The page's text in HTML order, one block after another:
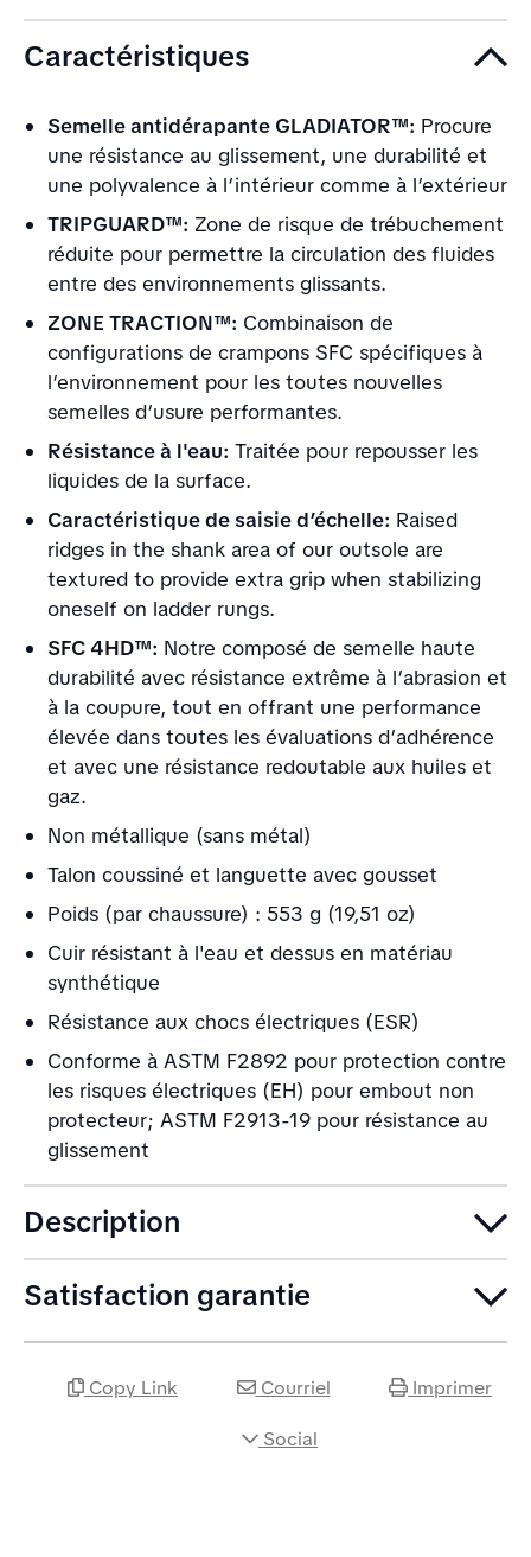
Caractéristiques
Semelle antidérapante GLADIATOR™: Procure
une résistance au glissement, une durabilité et
une polyvalence à l’intérieur comme à l’extérieur
TRIPGUARD™: Zone de risque de trébuchement
réduite pour permettre la circulation des fluides
entre des environnements glissants.
ZONE TRACTION™: Combinaison de
configurations de crampons SFC spécifiques à
l’environnement pour les toutes nouvelles
semelles d’usure performantes.
Résistance à l'eau: Traitée pour repousser les
liquides de la surface.
Caractéristique de saisie d’échelle: Raised
ridges in the shank area of our outsole are
textured to provide extra grip when stabilizing
oneself on ladder rungs.
SFC 4HD™: Notre composé de semelle haute
durabilité avec résistance extrême à l’abrasion et
à la coupure, tout en offrant une performance
élevée dans toutes les évaluations d’adhérence
et avec une résistance redoutable aux huiles et
gaz.
Non métallique (sans métal)
Talon coussiné et languette avec gousset
Poids (par chaussure) : 553 g (19,51 oz)
Cuir résistant à l'eau et dessus en matériau
synthétique
Résistance aux chocs électriques (ESR)
Conforme à ASTM F2892 pour protection contre
les risques électriques (EH) pour embout non
protecteur; ASTM F2913-19 pour résistance au
glissement
Description
Satisfaction garantie
Copy Link Courriel Imprimer
Social